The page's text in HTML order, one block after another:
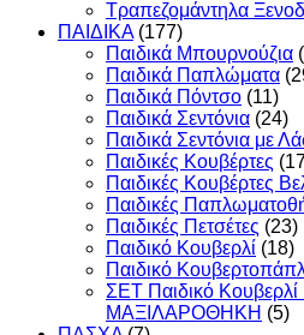
Τραπεζομάντηλα
ΠΑΙΔΙΚΑ (177)
Παιδικά Μπουρνούζια
Παιδικά Παπλώματα
Παιδικά Πόντσο (11)
Παιδικά Σεντόνια (24)
Παιδικά Σεντόνια με
Παιδικές Κουβέρτες
Παιδικές Κουβέρτες
Παιδικές
Παιδικές Πετσέτες (23)
Παιδικό Κουβερλί (18)
Παιδικό
ΣΕΤ Παιδικό
ΜΑΞΙΛΑΡΟΘΗΚΗ (5)